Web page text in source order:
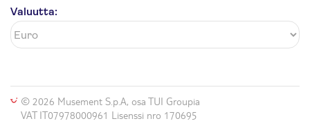
Valuutta:
© 2026 Musement S.p.A, osa TUI Groupia
VAT IT07978000961 Lisenssi nro 170695